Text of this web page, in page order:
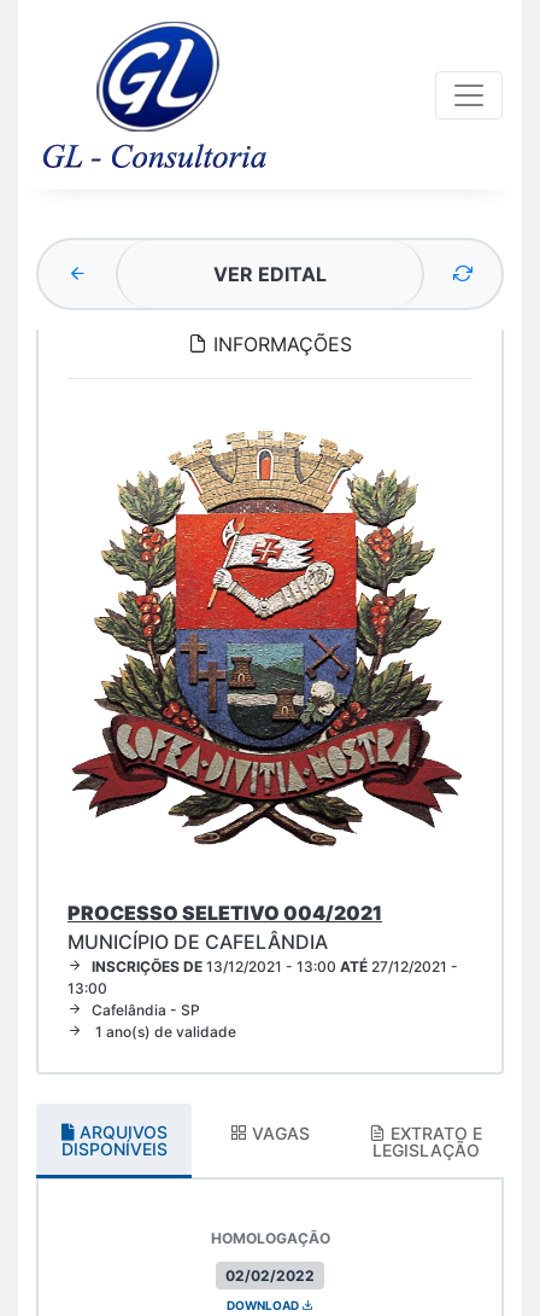
VER EDITAL
INFORMAÇÕES
PROCESSO SELETIVO 004/2021
MUNICÍPIO DE CAFELÂNDIA
INSCRIÇÕES DE 13/12/2021 - 13:00 ATÉ 27/12/2021 -
13:00
Cafelândia - SP
1 ano(s) de validade
ARQUIVOS
DISPONÍVEIS
VAGAS
EXTRATO E
LEGISLAÇÃO
02/02/2022
HOMOLOGAÇÃO
DOWNLOAD